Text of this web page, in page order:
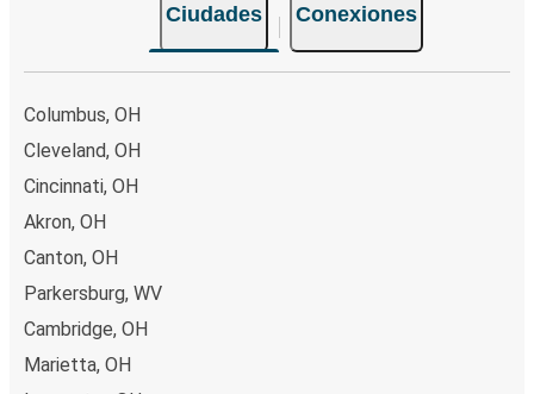
Ciudades Conexiones
Columbus, OH
Cleveland, OH
Cincinnati, OH
Akron, OH
Canton, OH
Parkersburg, WV
Cambridge, OH
Marietta, OH